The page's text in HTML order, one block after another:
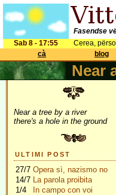
Fasendse
Sab 8 - 17:55
Cerea,
cà
blog
Near
Near a tree by a river
there's a hole in the ground
ULTIMI POST
27/7 Opera sì, nazismo no
14/7 La parola proibita
1/4
In campo con voi